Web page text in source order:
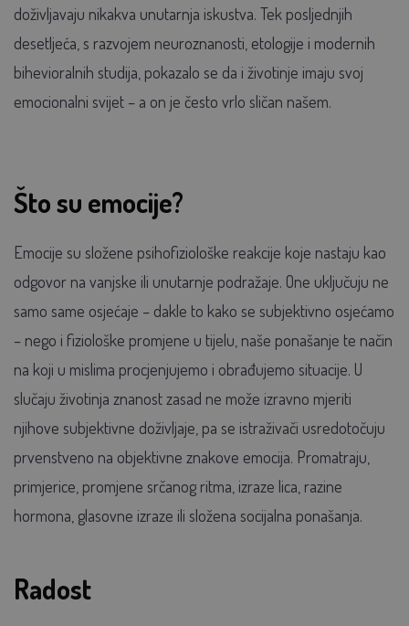
doživljavaju nikakva unutarnja iskustva. Tek posljednjih
desetljeća, s razvojem neuroznanosti, etologije i modernih
bihevioralnih studija, pokazalo se da i životinje imaju svoj
emocionalni svijet – a on je često vrlo sličan našem.
Što su emocije?
Emocije su složene psihofiziološke reakcije koje nastaju kao
odgovor na vanjske ili unutarnje podražaje. One uključuju ne
samo same osjećaje – dakle to kako se subjektivno osjećamo
– nego i fiziološke promjene u tijelu, naše ponašanje te način
na koji u mislima procjenjujemo i obrađujemo situacije. U
slučaju životinja znanost zasad ne može izravno mjeriti
njihove subjektivne doživljaje, pa se istraživači usredotočuju
prvenstveno na objektivne znakove emocija. Promatraju,
primjerice, promjene srčanog ritma, izraze lica, razine
hormona, glasovne izraze ili složena socijalna ponašanja.
Radost